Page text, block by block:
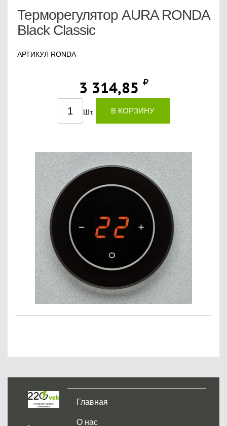
Терморегулятор AURA RONDA
Black Classic
АРТИКУЛ RONDA
3 314,85
Шт. В КОРЗИНУ
Главная
О нас